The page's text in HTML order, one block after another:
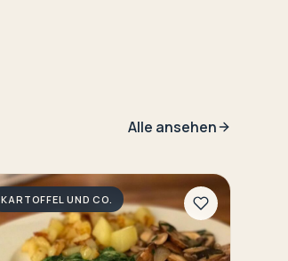
Alle ansehen
KARTOFFEL UND CO.